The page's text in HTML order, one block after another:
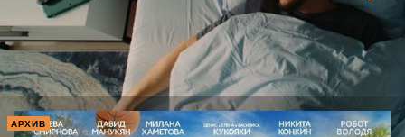
АРХИВ